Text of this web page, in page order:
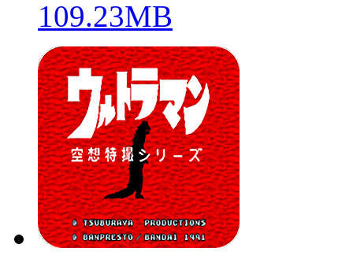
109.23MB